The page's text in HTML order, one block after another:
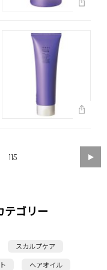
115
テゴリー
スカルプケア
ヘアオイル